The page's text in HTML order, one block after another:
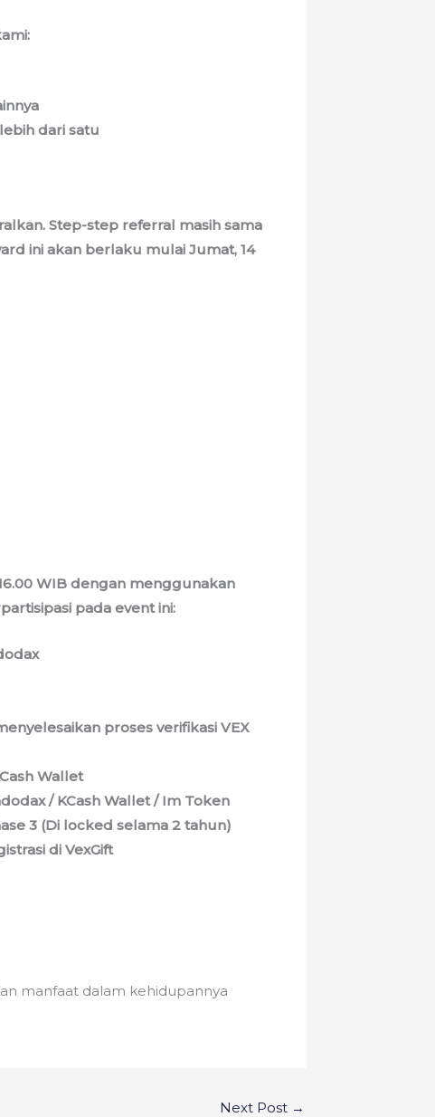
dari satu
Step-step referral masih sama
ini akan berlaku mulai Jumat, 14
WIB dengan menggunakan
pada event ini:
proses verifikasi VEX
Wallet
/ KCash Wallet / Im Token
3 (Di locked selama 2 tahun)
di VexGift
manfaat dalam kehidupannya
Next Post →